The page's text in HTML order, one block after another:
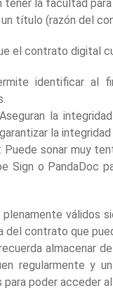
tener la facultad
título (razón del
el contrato digital
identificar al
la
la
: Puede sonar muy
Sign o PandaDoc
plenamente válidos
del contrato que
almacenar
regularmente y
poder acceder al